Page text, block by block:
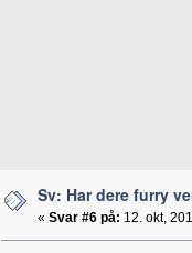
Sv: Har dere furry
« Svar #6 på: 12. okt,